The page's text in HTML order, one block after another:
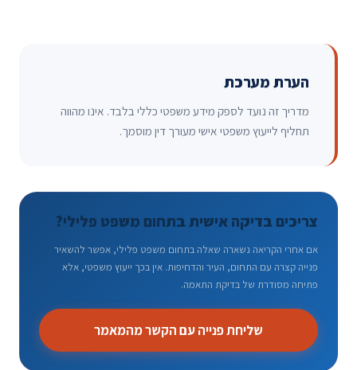
הערת מערכת
מדריך זה נועד לספק מידע משפטי כללי בלבד. אינו מהווה
תחליף לייעוץ משפטי אישי מעורך דין מוסמך.
צריכים בדיקה אישית בתחום משפט פלילי?
אם אחרי הקריאה נשארה שאלה בתחום משפט פלילי, אפשר להשאיר
פנייה קצרה עם התחום, העיר והדחיפות. אין בכך ייעוץ משפטי, אלא
פתיחה מסודרת של בדיקת התאמה.
שליחת פנייה עם הקשר מהמאמר